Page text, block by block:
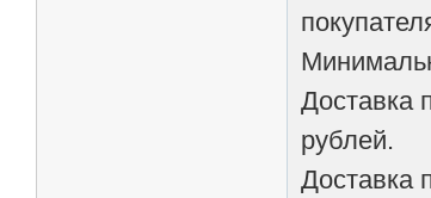
Доставка
рублей.
Доставка